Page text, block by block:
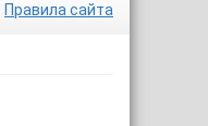
Правила сайта